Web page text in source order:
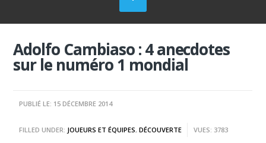
Adolfo Cambiaso : 4 anecdotes
sur le numéro 1 mondial
PUBLIÉ LE: 15 DÉCEMBRE 2014
FILLED UNDER: JOUEURS ET ÉQUIPES,DÉCOUVERTE VUES: 3783